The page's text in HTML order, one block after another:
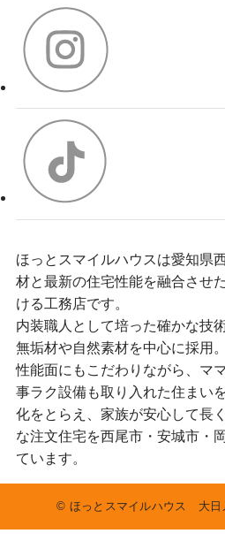
ほっとスマイルハウスは愛知県
材と最新の住宅性能を融合させ
ける工務店です。
内装職人として培った確かな技
無垢材や自然素材を中心に採用
性能面にもこだわりながら、マ
事ラク設備も取り入れた住まい
化をとらえ、家族が安心して長
な注文住宅を西尾市・安城市・
ています。
© ほっとスマイルハウス 大日